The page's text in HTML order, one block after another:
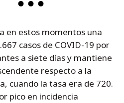
en estos momentos una
casos de COVID-19 por
a siete días y mantiene
respecto a la
cuando la tasa era de 720.
pico en incidencia